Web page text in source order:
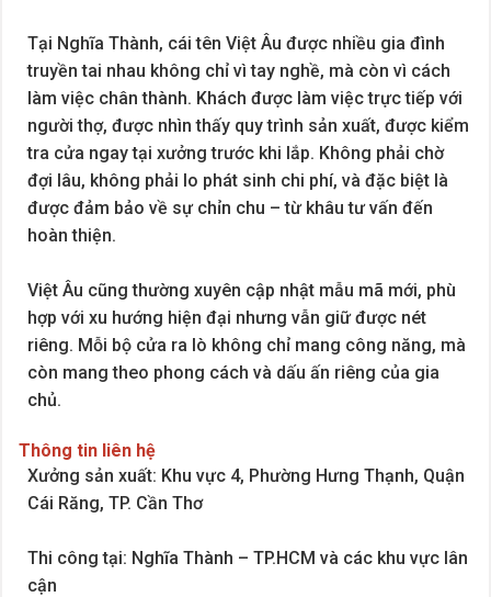
Tại Nghĩa Thành, cái tên Việt Âu được nhiều gia đình
truyền tai nhau không chỉ vì tay nghề, mà còn vì cách
làm việc chân thành. Khách được làm việc trực tiếp với
người thợ, được nhìn thấy quy trình sản xuất, được kiểm
tra cửa ngay tại xưởng trước khi lắp. Không phải chờ
đợi lâu, không phải lo phát sinh chi phí, và đặc biệt là
được đảm bảo về sự chỉn chu – từ khâu tư vấn đến
hoàn thiện.
Việt Âu cũng thường xuyên cập nhật mẫu mã mới, phù
hợp với xu hướng hiện đại nhưng vẫn giữ được nét
riêng. Mỗi bộ cửa ra lò không chỉ mang công năng, mà
còn mang theo phong cách và dấu ấn riêng của gia
chủ.
Thông tin liên hệ
Xưởng sản xuất: Khu vực 4, Phường Hưng Thạnh, Quận
Cái Răng, TP. Cần Thơ
Thi công tại: Nghĩa Thành – TP.HCM và các khu vực lân
cận